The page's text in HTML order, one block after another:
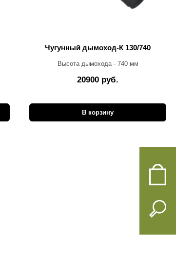
Чугунный дымоход-К 130/740
Высота дымохода - 740 мм
20900 руб.
В корзину